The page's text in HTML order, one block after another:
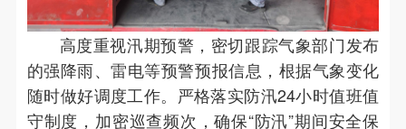
高度重视汛期预警，密切跟踪气象部门发布
的强降雨、雷电等预警预报信息，根据气象变化
随时做好调度工作。严格落实防汛24小时值班值
守制度，加密巡查频次，确保“防汛”期间安全保